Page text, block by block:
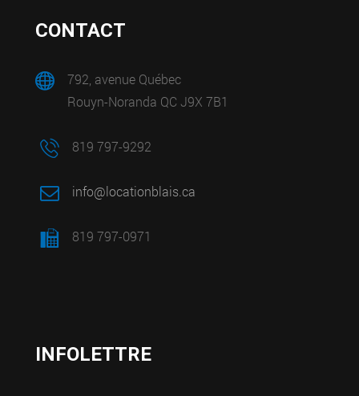
CONTACT
792, avenue Québec
Rouyn-Noranda QC J9X 7B1
819 797-9292
info@locationblais.ca
819 797-0971
INFOLETTRE